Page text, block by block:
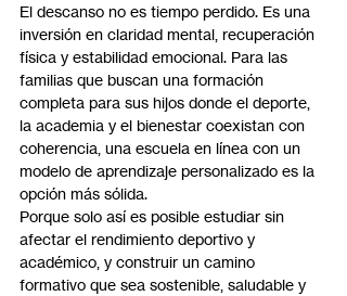
El descanso no es tiempo perdido. Es una
inversión en claridad mental, recuperación
física y estabilidad emocional. Para las
familias que buscan una formación
completa para sus hijos donde el deporte,
la academia y el bienestar coexistan con
coherencia, una escuela en línea con un
modelo de aprendizaje personalizado es la
opción más sólida.
Porque solo así es posible estudiar sin
afectar el rendimiento deportivo y
académico, y construir un camino
formativo que sea sostenible, saludable y